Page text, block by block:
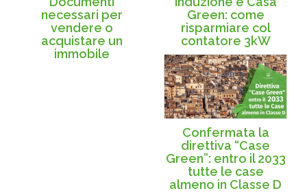
necessari per
vendere o
acquistare un
immobile
Green: come
risparmiare col
contatore 3kW
Confermata la
direttiva “Case
Green”: entro il 2033
tutte le case
almeno in Classe D